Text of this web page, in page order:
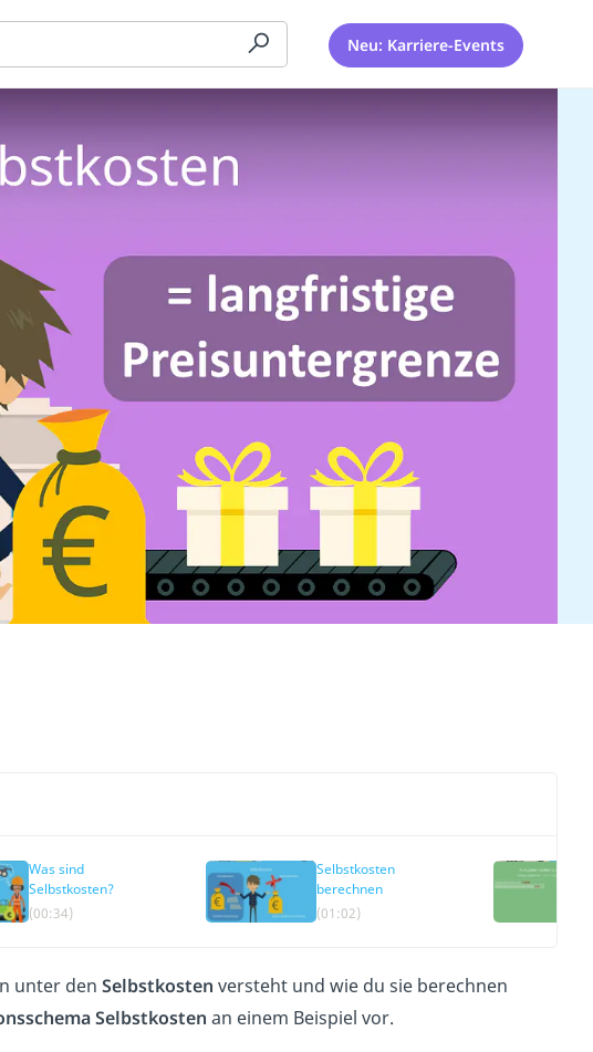
Neu: Karriere-Events
Was sind
Selbstkosten?
(00:34)
Selbstkosten
berechnen
(01:02)
unter den Selbstkosten versteht und wie du sie berechnen
Selbstkosten an einem Beispiel vor.